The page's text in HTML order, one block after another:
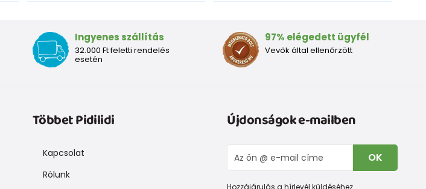
Ingyenes szállítás
32.000 Ft feletti rendelés
esetén
97% elégedett ügyfél
Vevők által ellenőrzött
Többet Pidilidi
Kapcsolat
Rólunk
Újdonságok e-mailben
OK